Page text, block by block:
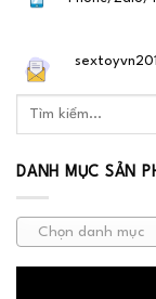
DANH MỤC SẢN
Chọn danh mục